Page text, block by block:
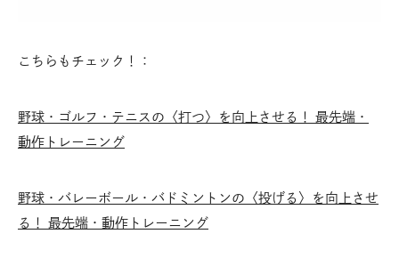
こちらもチェック！：
野球・ゴルフ・テニスの〈打つ〉を向上させる！ 最先端・
動作トレーニング
野球・バレーボール・バドミントンの〈投げる〉を向上させ
る！ 最先端・動作トレーニング